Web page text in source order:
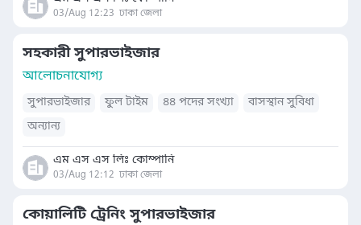
03/Aug 12:23 ঢাকা জেলা
সহকারী সুপারভাইজার
আলোচনাযোগ্য
সুপারভাইজার ফুল টাইম ৪৪ পদের সংখ্যা
বাসস্থান সুবিধা
অন্যান্য
এম এস এস লিঃ কোম্পানি
03/Aug 12:12 ঢাকা জেলা
কোয়ালিটি ট্রেনিং সুপারভাইজার